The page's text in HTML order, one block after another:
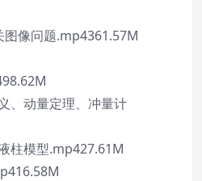
像问题.mp4361.57M
、动量定理、冲量计
柱模型.mp427.61M